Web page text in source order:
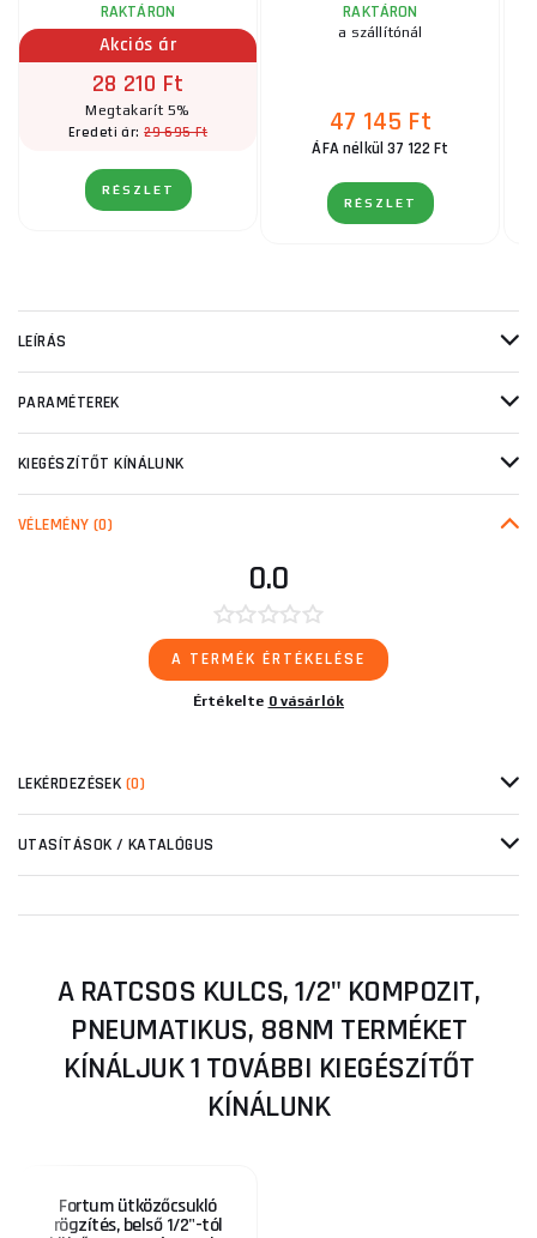
RAKTÁRON
Akciós ár
28 210 Ft
Megtakarít 5%
Eredeti ár:29 695 Ft
RÉSZLET
RAKTÁRON
a szállítónál
47 145 Ft
ÁFA nélkül 37 122 Ft
RÉSZLET
LEÍRÁS
PARAMÉTEREK
KIEGÉSZÍTŐT KÍNÁLUNK
VÉLEMÉNY (0)
0.0
A TERMÉK ÉRTÉKELÉSE
Értékelte 0 vásárlók
LEKÉRDEZÉSEK (0)
UTASÍTÁSOK / KATALÓGUS
A RATCSOS KULCS, 1/2" KOMPOZIT,
PNEUMATIKUS, 88NM TERMÉKET
KÍNÁLJUK 1 TOVÁBBI KIEGÉSZÍTŐT
KÍNÁLUNK
Fortum ütközőcsukló
rögzítés, belső 1/2"-tól